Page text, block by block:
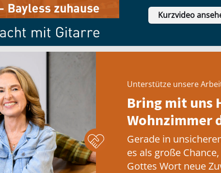
Kurzvideo
Unterstütze unsere
Bring mit uns
Wohnzimmer
Gerade in
es als große
Gottes Wort neue